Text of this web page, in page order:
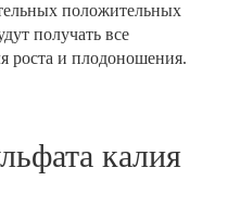
положительных
получать все
роста и плодоношения.
калия